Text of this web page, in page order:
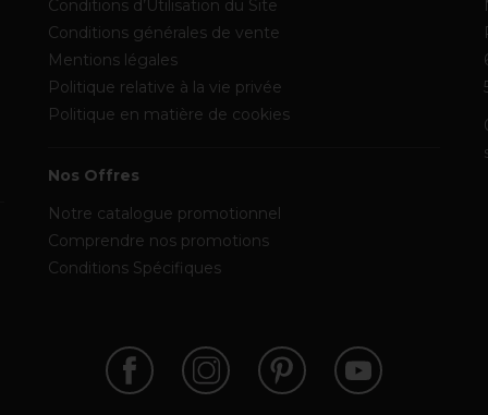
Conditions d’Utilisation du Site
Conditions générales de vente
Mentions légales
Politique relative à la vie privée
Politique en matière de cookies
Nos Offres
Notre catalogue promotionnel
Comprendre nos promotions
Conditions Spécifiques